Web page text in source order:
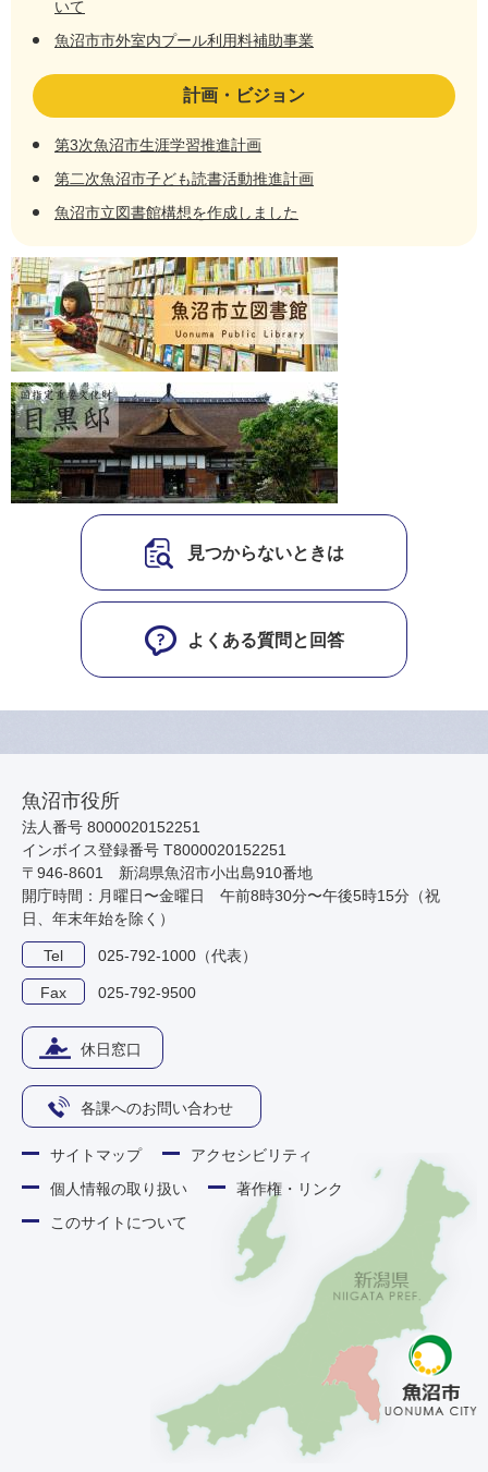
いて
魚沼市市外室内プール利用料補助事業
計画・ビジョン
第3次魚沼市生涯学習推進計画
第二次魚沼市子ども読書活動推進計画
魚沼市立図書館構想を作成しました
見つからないときは
よくある質問と回答
魚沼市役所
法人番号 8000020152251
インボイス登録番号 T8000020152251
〒946-8601 新潟県魚沼市小出島910番地
開庁時間：月曜日〜金曜日 午前8時30分〜午後5時15分（祝
日、年末年始を除く）
Tel 025-792-1000（代表）
Fax 025-792-9500
休日窓口
各課へのお問い合わせ
サイトマップ
アクセシビリティ
個人情報の取り扱い
著作権・リンク
このサイトについて